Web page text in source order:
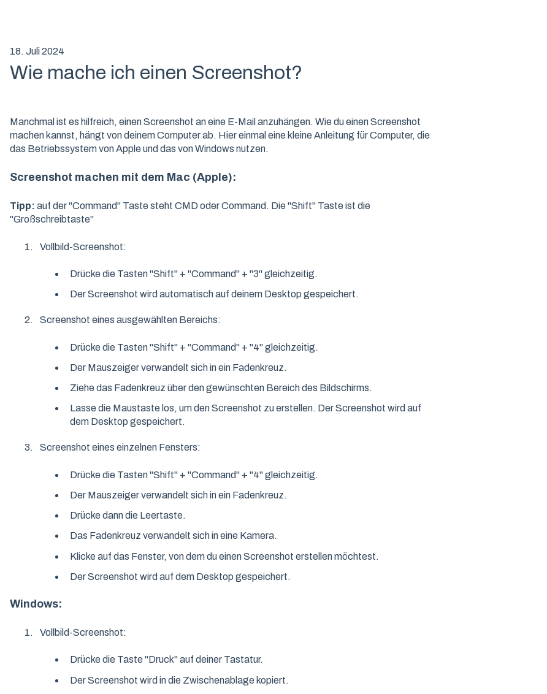
18. Juli 2024
Wie mache ich einen Screenshot?
Manchmal ist es hilfreich, einen Screenshot an eine E-Mail anzuhängen. Wie du einen Screenshot
machen kannst, hängt von deinem Computer ab. Hier einmal eine kleine Anleitung für Computer, die
das Betriebssystem von Apple und das von Windows nutzen.
Screenshot machen mit dem Mac (Apple):
Tipp: auf der "Command" Taste steht CMD oder Command. Die "Shift" Taste ist die
"Großschreibtaste"
Vollbild-Screenshot:
Drücke die Tasten "Shift" + "Command" + "3" gleichzeitig.
Der Screenshot wird automatisch auf deinem Desktop gespeichert.
Screenshot eines ausgewählten Bereichs:
Drücke die Tasten "Shift" + "Command" + "4" gleichzeitig.
Der Mauszeiger verwandelt sich in ein Fadenkreuz.
Ziehe das Fadenkreuz über den gewünschten Bereich des Bildschirms.
Lasse die Maustaste los, um den Screenshot zu erstellen. Der Screenshot wird auf
dem Desktop gespeichert.
Screenshot eines einzelnen Fensters:
Drücke die Tasten "Shift" + "Command" + "4" gleichzeitig.
Der Mauszeiger verwandelt sich in ein Fadenkreuz.
Drücke dann die Leertaste.
Das Fadenkreuz verwandelt sich in eine Kamera.
Klicke auf das Fenster, von dem du einen Screenshot erstellen möchtest.
Der Screenshot wird auf dem Desktop gespeichert.
Windows:
Vollbild-Screenshot:
Drücke die Taste "Druck" auf deiner Tastatur.
Der Screenshot wird in die Zwischenablage kopiert.